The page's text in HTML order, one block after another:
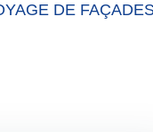
DE FAÇADES 60